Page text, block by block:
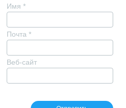
Имя *
Почта *
Веб-сайт